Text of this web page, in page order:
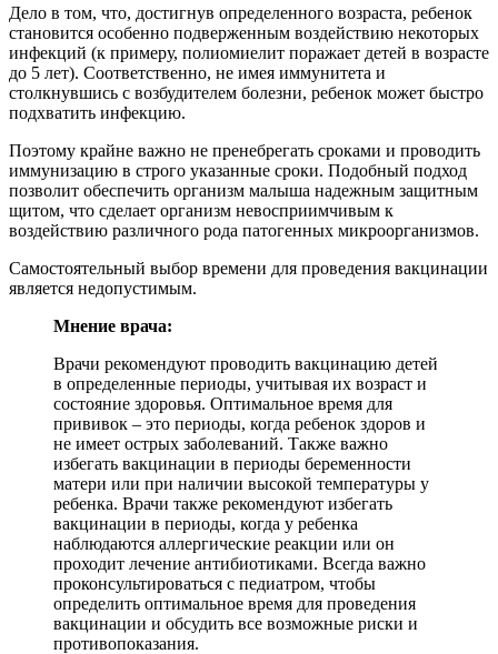
Дело в том, что, достигнув определенного возраста, ребенок
становится особенно подверженным воздействию некоторых
инфекций (к примеру, полиомиелит поражает детей в возрасте
до 5 лет). Соответственно, не имея иммунитета и
столкнувшись с возбудителем болезни, ребенок может быстро
подхватить инфекцию.
Поэтому крайне важно не пренебрегать сроками и проводить
иммунизацию в строго указанные сроки. Подобный подход
позволит обеспечить организм малыша надежным защитным
щитом, что сделает организм невосприимчивым к
воздействию различного рода патогенных микроорганизмов.
Самостоятельный выбор времени для проведения вакцинации
является недопустимым.
Мнение врача:
Врачи рекомендуют проводить вакцинацию детей
в определенные периоды, учитывая их возраст и
состояние здоровья. Оптимальное время для
прививок – это периоды, когда ребенок здоров и
не имеет острых заболеваний. Также важно
избегать вакцинации в периоды беременности
матери или при наличии высокой температуры у
ребенка. Врачи также рекомендуют избегать
вакцинации в периоды, когда у ребенка
наблюдаются аллергические реакции или он
проходит лечение антибиотиками. Всегда важно
проконсультироваться с педиатром, чтобы
определить оптимальное время для проведения
вакцинации и обсудить все возможные риски и
противопоказания.